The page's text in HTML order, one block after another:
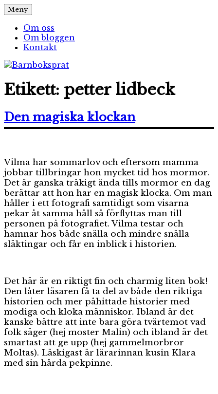
Hoppa
till
innehåll
Barnboksprat
– en blogg om barnböcker
Meny
Om oss
Om bloggen
Kontakt
Etikett: petter lidbeck
Den magiska klockan
Vilma har sommarlov och eftersom mamma
jobbar tillbringar hon mycket tid hos mormor.
Det är ganska tråkigt ända tills mormor en dag
berättar att hon har en magisk klocka. Om man
håller i ett fotografi samtidigt som visarna
pekar åt samma håll så förflyttas man till
personen på fotografiet. Vilma testar och
hamnar hos både snälla och mindre snälla
släktingar och får en inblick i historien.
Det här är en riktigt fin och charmig liten bok!
Den låter läsaren få ta del av både den riktiga
historien och mer påhittade historier med
modiga och kloka människor. Ibland är det
kanske bättre att inte bara göra tvärtemot vad
folk säger (hej moster Malin) och ibland är det
smartast att ge upp (hej gammelmorbror
Moltas). Läskigast är lärarinnan kusin Klara
med sin hårda pekpinne.